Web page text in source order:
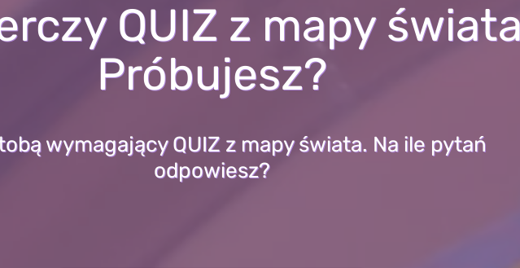
QUIZ z mapy
Próbujesz?
wymagający QUIZ z mapy świata. Na ile pytań
odpowiesz?